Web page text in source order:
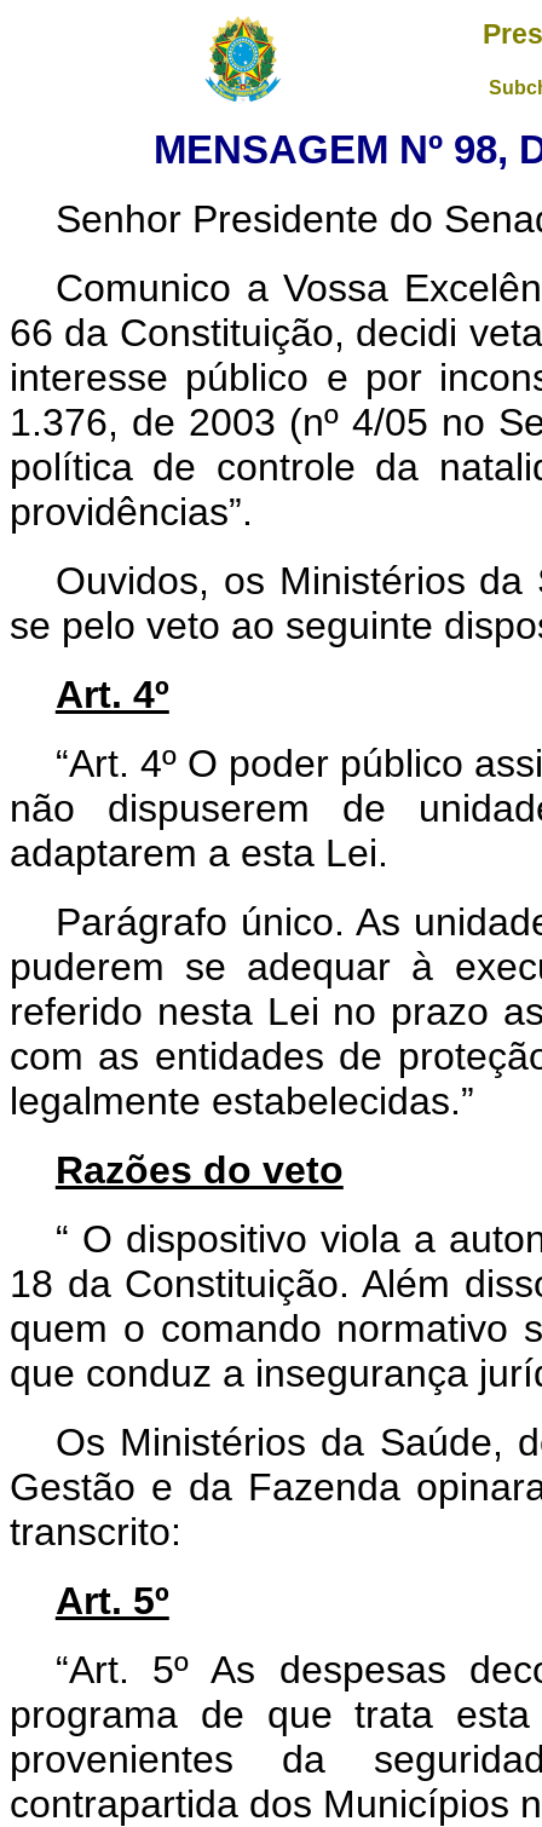
MENSAGEM Nº 98,
Senhor Presidente do
Comunico a Vossa
66 da Constituição, decidi
interesse público e por
1.376, de 2003 (nº 4/05 no
política de controle da
providências”.
Ouvidos, os Ministérios
se pelo veto ao seguinte
Art. 4º
“Art. 4º O poder público
não dispuserem de
adaptarem a esta Lei.
Parágrafo único. As
puderem se adequar à
referido nesta Lei no prazo
com as entidades de
legalmente estabelecidas.”
Razões do veto
“ O dispositivo viola a
18 da Constituição. Além
quem o comando normativo
que conduz a insegurança
Os Ministérios da Saúde,
Gestão e da Fazenda
transcrito:
Art. 5º
“Art. 5º As despesas
programa de que trata
provenientes da
contrapartida dos Municípios